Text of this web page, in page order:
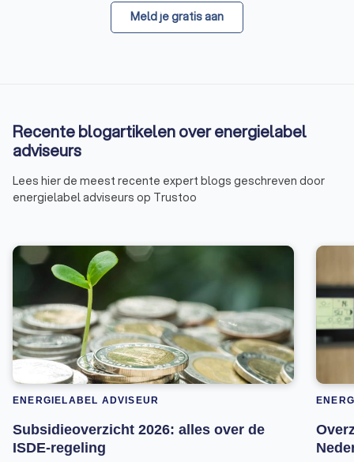
Meld je gratis aan
Recente blogartikelen over energielabel
adviseurs
Lees hier de meest recente expert blogs geschreven door
energielabel adviseurs op Trustoo
ENERGIELABEL ADVISEUR
Subsidieoverzicht 2026: alles over de
ISDE-regeling